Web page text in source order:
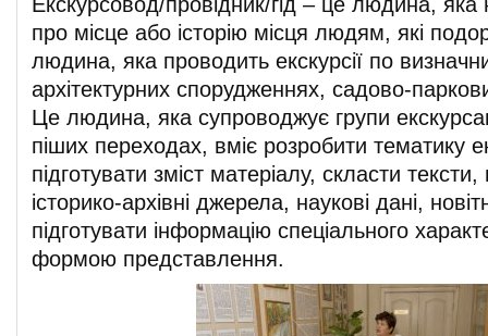
про місце або історію місця людям, які
людина, яка проводить екскурсії по
архітектурних спорудженнях, садово-
Це людина, яка супроводжує групи
піших переходах, вміє розробити тематику
підготувати зміст матеріалу, скласти
історико-архівні джерела, наукові дані,
підготувати інформацію спеціального
формою представлення.